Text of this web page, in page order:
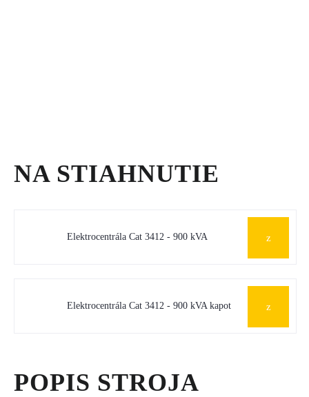
NA STIAHNUTIE
Elektrocentrála Cat 3412 - 900 kVA
Elektrocentrála Cat 3412 - 900 kVA kapot
POPIS STROJA